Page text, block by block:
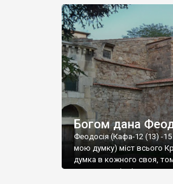
Богом дана
Феодосія (Кафа-12 (13) -15
мою думку) міст всього
думка в кожного своя,
запрошую відвідати це